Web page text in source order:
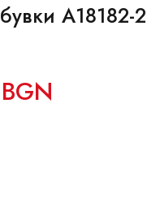
A18182-2